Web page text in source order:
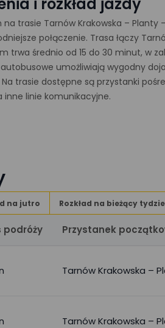
trasie Tarnów Krakowska – Planty
połączenie. Trasa łączy
trwa średnio od 15 do 30 minut, w
umożliwiają wygodny
trasie dostępne są przystanki
inne linie komunikacyjne.
na jutro Rozkład na bieżący
podróży Przystanek
Tarnów Krakowska –
Tarnów Krakowska –